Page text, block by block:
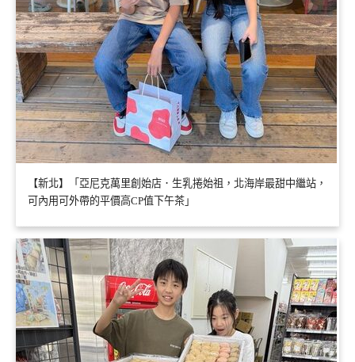
【新北】「亞尼克萬里創始店．生乳捲始祖，北海岸最甜中繼站，
可內用可外帶的平價高CP值下午茶」